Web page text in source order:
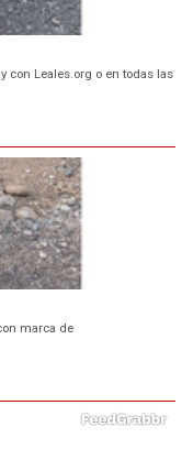
marca de
de la zona los próximos